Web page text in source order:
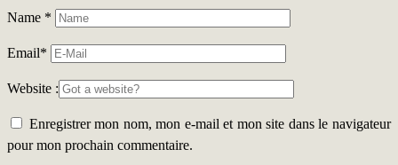
Name *
Email*
Website :
Enregistrer mon nom, mon e-mail et mon site dans le navigateur
pour mon prochain commentaire.